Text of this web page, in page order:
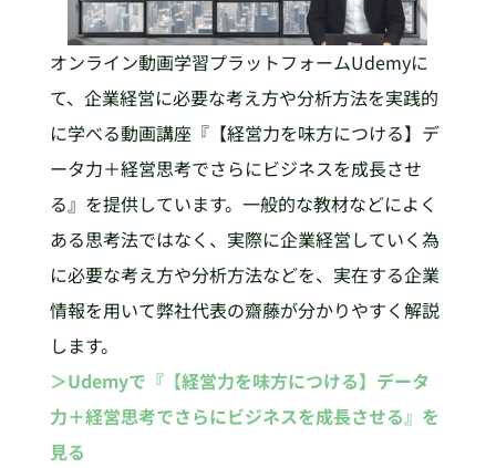
オンライン動画学習プラットフォームUdemyに
て、企業経営に必要な考え方や分析方法を実践的
に学べる動画講座『【経営力を味方につける】デ
ータ力＋経営思考でさらにビジネスを成長させ
る』を提供しています。一般的な教材などによく
ある思考法ではなく、実際に企業経営していく為
に必要な考え方や分析方法などを、実在する企業
情報を用いて弊社代表の齋藤が分かりやすく解説
します。
＞Udemyで『【経営力を味方につける】データ
力＋経営思考でさらにビジネスを成長させる』を
見る